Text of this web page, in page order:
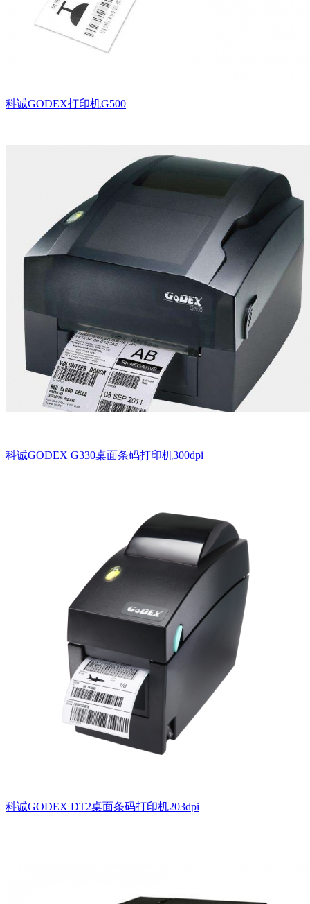
科诚GODEX打印机G500
科诚GODEX G330桌面条码打印机300dpi
科诚GODEX DT2桌面条码打印机203dpi